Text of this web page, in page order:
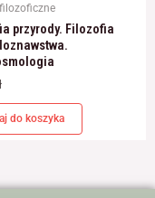
przyrody. Filozofia
do koszyka